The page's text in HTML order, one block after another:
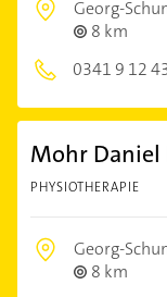
Georg-
8 km
0341 9 12
Mohr Daniel
PHYSIOTHERAPIE
Georg-
8 km